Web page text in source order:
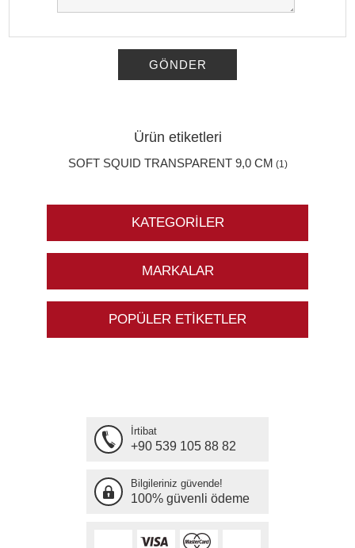
GÖNDER
Ürün etiketleri
SOFT SQUID TRANSPARENT 9,0 CM (1)
KATEGORILER
MARKALAR
POPÜLER ETIKETLER
İrtibat
+90 539 105 88 82
Bilgileriniz güvende!
100% güvenli ödeme